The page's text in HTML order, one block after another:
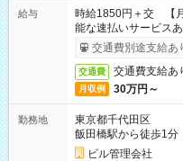
給与
時給1850円＋交 【
能な速払いサービスあ
交通費別途支給あ
交通費 交通費支給あ
月収例 30万円～
勤務地
東京都千代田区
飯田橋駅から徒歩1分
ビル管理会社